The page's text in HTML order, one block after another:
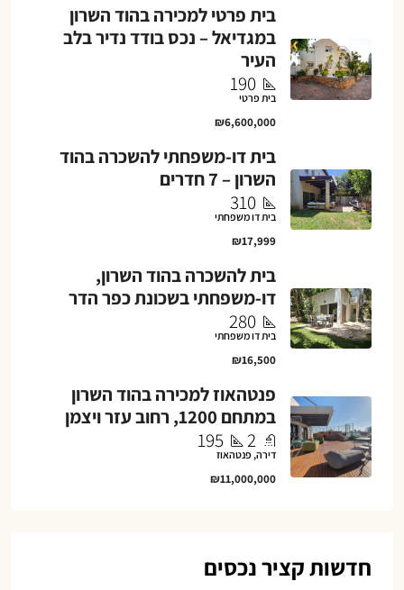
בית פרטי למכירה בהוד השרון
במגדיאל – נכס בודד נדיר בלב
העיר
190
בית פרטי
₪6,600,000
בית דו-משפחתי להשכרה בהוד
השרון – 7 חדרים
310
בית דו משפחתי
₪17,999
בית להשכרה בהוד השרון,
דו-משפחתי בשכונת כפר הדר
280
בית דו משפחתי
₪16,500
פנטהאוז למכירה בהוד השרון
במתחם 1200, רחוב עזר ויצמן
2
195
דירה, פנטהאוז
₪11,000,000
חדשות קציר נכסים